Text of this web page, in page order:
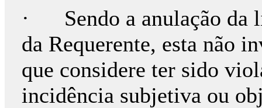
· Sendo a anulação da
da Requerente, esta não
que considere ter sido
incidência subjetiva ou